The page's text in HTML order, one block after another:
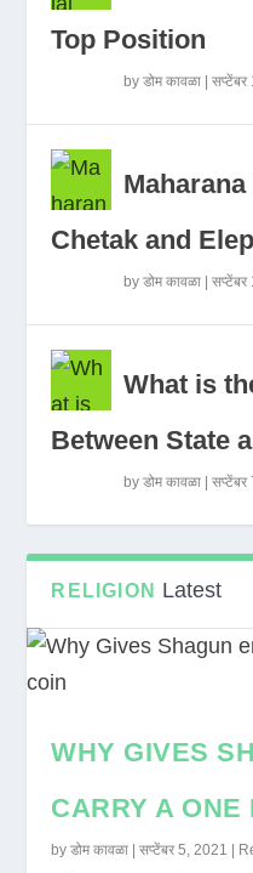
Top Position
byडोम कावळा |
Chetak and
byडोम कावळा |
What is
Between State
byडोम कावळा |
RELIGION Latest
WHY GIVES
CARRY A ONE
byडोम कावळा |सप्टेंबर 5, 2021